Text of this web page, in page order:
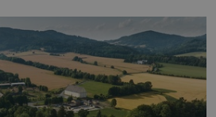
především klidně a útulně.